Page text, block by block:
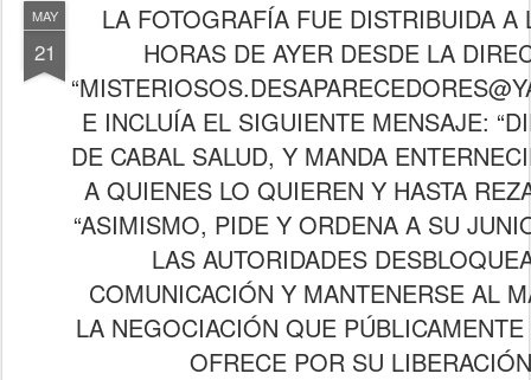
MAY
21
LA FOTOGRAFÍA FUE DISTRIBUIDA A
HORAS DE AYER DESDE LA
E INCLUÍA EL SIGUIENTE MENSAJE:
DE CABAL SALUD, Y MANDA
A QUIENES LO QUIEREN Y HASTA
“ASIMISMO, PIDE Y ORDENA A SU
LAS AUTORIDADES
COMUNICACIÓN Y MANTENERSE AL
LA NEGOCIACIÓN QUE
OFRECE POR SU